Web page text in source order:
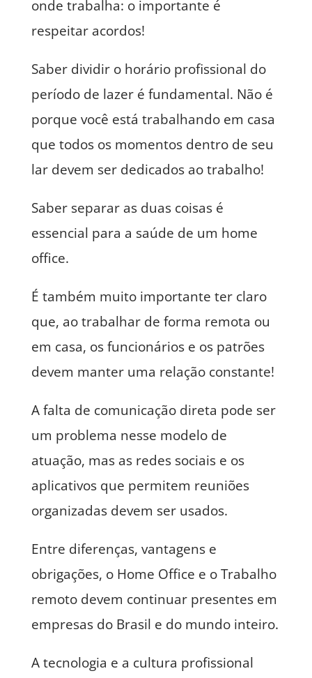
onde trabalha: o importante é
respeitar acordos!
Saber dividir o horário profissional do
período de lazer é fundamental. Não é
porque você está trabalhando em casa
que todos os momentos dentro de seu
lar devem ser dedicados ao trabalho!
Saber separar as duas coisas é
essencial para a saúde de um home
office.
É também muito importante ter claro
que, ao trabalhar de forma remota ou
em casa, os funcionários e os patrões
devem manter uma relação constante!
A falta de comunicação direta pode ser
um problema nesse modelo de
atuação, mas as redes sociais e os
aplicativos que permitem reuniões
organizadas devem ser usados.
Entre diferenças, vantagens e
obrigações, o Home Office e o Trabalho
remoto devem continuar presentes em
empresas do Brasil e do mundo inteiro.
A tecnologia e a cultura profissional